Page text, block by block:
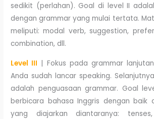
sedikit (perlahan). Goal di level II
dengan grammar yang mulai tertata.
meliputi: modal verb, suggestion,
combination, dll.
Level III | Fokus pada grammar
Anda sudah lancar speaking.
adalah penguasaan grammar. Goal
berbicara bahasa Inggris dengan baik
yang diajarkan diantaranya: